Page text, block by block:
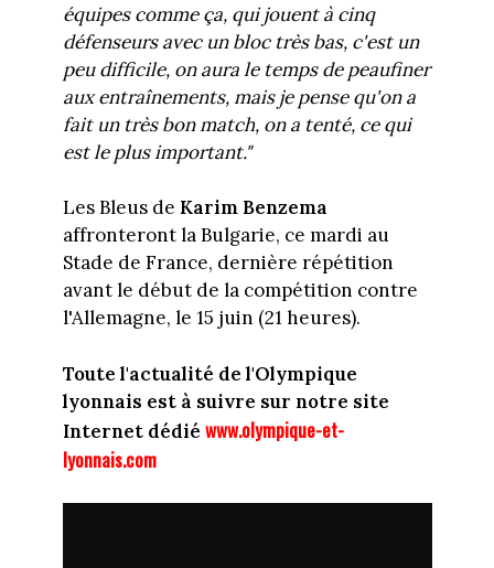
équipes comme ça, qui jouent à cinq
défenseurs avec un bloc très bas, c'est un
peu difficile, on aura le temps de peaufiner
aux entraînements, mais je pense qu'on a
fait un très bon match, on a tenté, ce qui
est le plus important."
Les Bleus de Karim Benzema
affronteront la Bulgarie, ce mardi au
Stade de France, dernière répétition
avant le début de la compétition contre
l'Allemagne, le 15 juin (21 heures).
Toute l'actualité de l'Olympique
lyonnais est à suivre sur notre site
Internet dédié www.olympique-et-
lyonnais.com